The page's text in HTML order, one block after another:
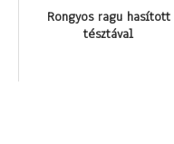
Rongyos ragu hasított
tésztával